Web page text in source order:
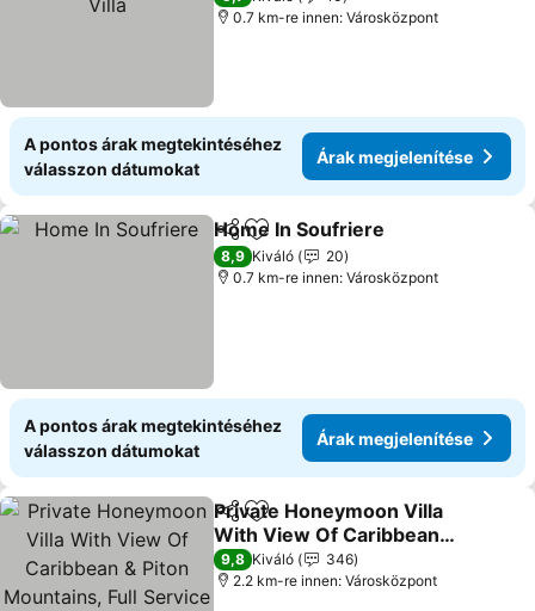
0.7 km-re innen: Városközpont
A pontos árak megtekintéséhez
válasszon dátumokat
Árak megjelenítése
Megosztás
Hozzáadás a kedvencekhez
Home In Soufriere
8,9 Kiváló
20
0.7 km-re innen: Városközpont
A pontos árak megtekintéséhez
válasszon dátumokat
Árak megjelenítése
Megosztás
Hozzáadás a kedvencekhez
Private Honeymoon Villa
With View Of Caribbean &
Piton Mountains, Full
Service
9,8 Kiváló
346
2.2 km-re innen: Városközpont